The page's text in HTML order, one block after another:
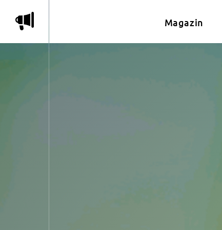
m Magazin